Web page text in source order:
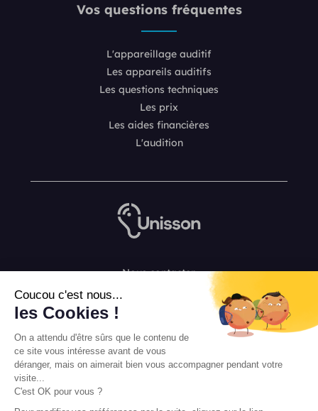
Coucou c'est nous...
les Cookies !
On a attendu d'être sûrs que le contenu de
ce site vous intéresse avant de vous
déranger, mais on aimerait bien vous accompagner pendant votre
visite...
C'est OK pour vous ?
Vos questions fréquentes
L'appareillage auditif
Les appareils auditifs
Les questions techniques
Les prix
Les aides financières
L'audition
Nous contacter
L’équipe de rédaction Unisson
Conditions Générales de Vente